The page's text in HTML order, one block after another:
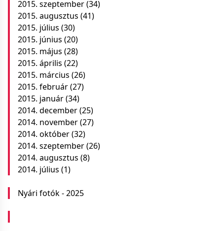
2015. szeptember(34)
2015. augusztus (41)
2015. július (30)
2015. június (20)
2015. május (28)
2015. április (22)
2015. március (26)
2015. február(27)
2015. január(34)
2014. december(25)
2014. november(27)
2014. október(32)
2014. szeptember(26)
2014. augusztus (8)
2014. július (1)
Nyári fotók - 2025